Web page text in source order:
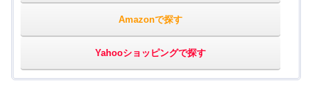
Amazonで探す
Yahooショッピングで探す